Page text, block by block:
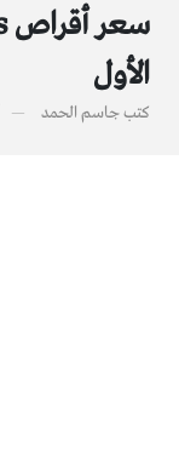
الأول
كتبجاسم الحمد